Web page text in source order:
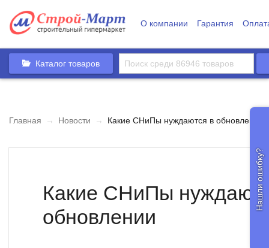
О компании Гарантия
Каталог товаров
Главная → Новости → Какие СНиПы нуждаются в обновлении
Какие СНиПы
обновлении
Нашли ошибку?